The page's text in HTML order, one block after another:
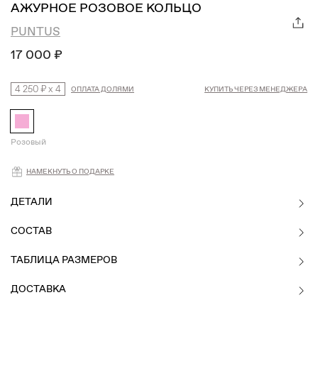
АЖУРНОЕ РОЗОВОЕ КОЛЬЦО
PUNTUS
17 000 ₽
4 250 ₽x 4 ОПЛАТА ДОЛЯМИ КУПИТЬ ЧЕРЕЗ МЕНЕДЖЕРА
Розовый
Намекнуть о подарке
НАМЕКНУТЬ О ПОДАРКЕ
ДЕТАЛИ
СОСТАВ
ТАБЛИЦА РАЗМЕРОВ
ДОСТАВКА